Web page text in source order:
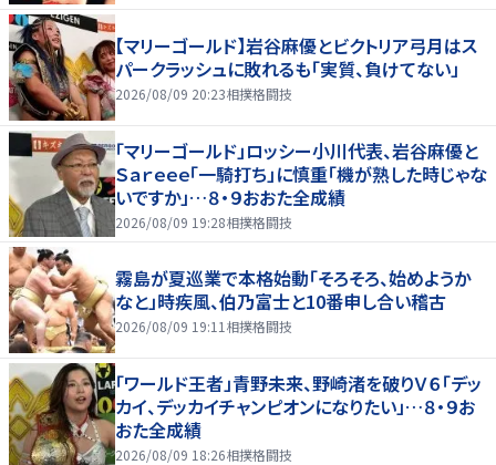
【マリーゴールド】岩谷麻優とビクトリア弓月はス
パークラッシュに敗れるも「実質、負けてない」
2026/08/09 20:23相撲格闘技
「マリーゴールド」ロッシー小川代表、岩谷麻優と
Ｓａｒｅｅｅ「一騎打ち」に慎重「機が熟した時じゃな
いですか」…８・９おおた全成績
2026/08/09 19:28相撲格闘技
霧島が夏巡業で本格始動「そろそろ、始めようか
なと」時疾風、伯乃富士と10番申し合い稽古
2026/08/09 19:11 相撲格闘技
「ワールド王者」青野未来、野崎渚を破りＶ６「デッ
カイ、デッカイチャンピオンになりたい」…８・９お
おた全成績
2026/08/09 18:26相撲格闘技